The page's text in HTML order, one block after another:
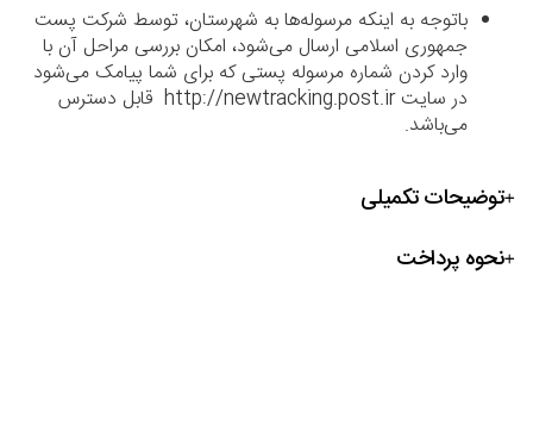
باتوجه به اینکه مرسوله‌ها به شهرستان، توسط شرکت پست
جمهوری اسلامی ارسال می‌شود، امکان بررسی مراحل آن با
وارد کردن شماره مرسوله پستی که برای شما پیامک می‌شود
در سایت http://newtracking.post.ir قابل دسترس
می‌باشد.
توضیحات تکمیلی
نحوه پرداخت